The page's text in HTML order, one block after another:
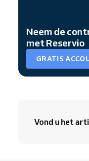
Neem de
met Reservio
GRATIS
Vond u het